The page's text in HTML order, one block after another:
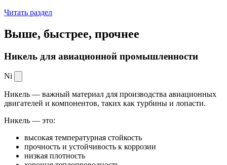
Читать раздел
Выше, быстрее, прочнее
Никель для авиационной промышленности
Ni
Никель — важный материал для производства авиационных
двигателей и компонентов, таких как турбины и лопасти.
Никель — это:
высокая температурная стойкость
прочность и устойчивость к коррозии
низкая плотность